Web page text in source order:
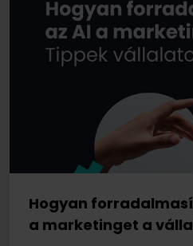
Hogyan
a marketinget a